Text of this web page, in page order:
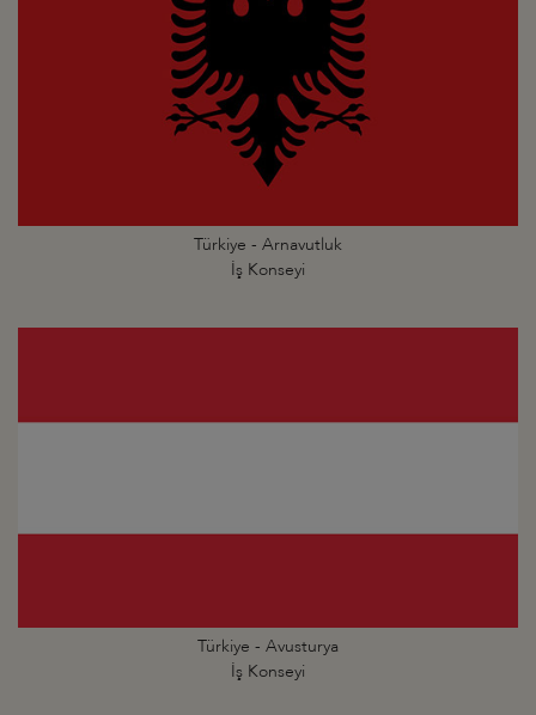
Türkiye - Arnavutluk
İş Konseyi
Türkiye - Avusturya
İş Konseyi